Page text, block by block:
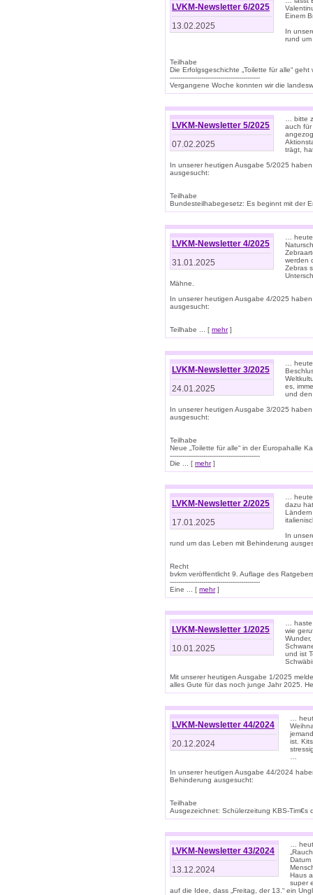
LVKM-Newsletter 6/2025
13.02.2025
Einem
In
rund
Teilhabe
Die Erfolgsgeschichte „Toilette für alle“
-------------------------------------------
Vergangene Woche konnten wir die
LVKM-Newsletter 5/2025
07.02.2025
… bitte
auch für
trägt,
In unserer heutigen Ausgabe 5/2025
ausgesucht:
Teilhabe
Bundesteilhabegesetz: Es beginnt mit der
LVKM-Newsletter 4/2025
31.01.2025
…
werden
Zebras
Mähne.
In unserer heutigen Ausgabe 4/2025
ausgesucht:
Teilhabe ... [ mehr]
LVKM-Newsletter 3/2025
24.01.2025
…
es,
und
In unserer heutigen Ausgabe 3/2025
ausgesucht:
Teilhabe
Neue „Toilette für alle“ in der Europahalle
-------------------------------------------
Die ... [ mehr]
LVKM-Newsletter 2/2025
17.01.2025
…
dazu
In
rund um das Leben mit Behinderung
Recht
bvkm veröffentlicht 9. Auflage des
-------------------------------------------
Eine ... [ mehr]
LVKM-Newsletter 1/2025
10.01.2025
…
wie
und ist
Mit unserer heutigen Ausgabe 1/2025
alles Gute für das noch junge Jahr 2025.
LVKM-Newsletter 44/2024
20.12.2024
…
ist.
In unserer heutigen Ausgabe 44/2024
Behinderung ausgesucht:
Teilhabe
Ausgezeichnet: Schülerzeitung KBS-Tim€s
LVKM-Newsletter 43/2024
13.12.2024
…
Datum
Haus
super
auf die Idee, dass „Freitag, der 13.“ ein